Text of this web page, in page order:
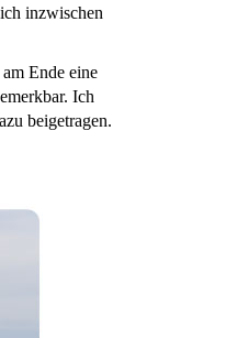
inzwischen
Ende eine
Ich
beigetragen.